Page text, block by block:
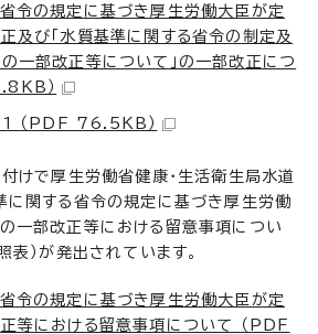
令の規定に基づき厚生労働大臣が定
及び「水質基準に関する省令の制定及
一部改正等について」の一部改正につ
）
（PDF 76.5KB）
で厚生労働省健康・生活衛生局水道
に関する省令の規定に基づき厚生労働
一部改正等における留意事項につい
表）が発出されています。
令の規定に基づき厚生労働大臣が定
等における留意事項について （PDF